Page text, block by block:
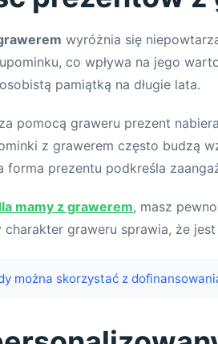
wyróżnia się
co wpływa na jego
pamiątką na długie lata.
pomocą graweru prezent
z grawerem często budzą
forma prezentu podkreśla
mamy z grawerem, masz
charakter graweru sprawia, że
można skorzystać z